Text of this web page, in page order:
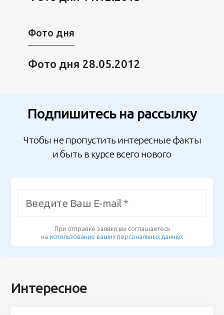
Фото дня
Фото дня 28.05.2012
Подпишитесь на рассылку
Чтобы не пропустить интересные факты
и быть в курсе всего нового
При отправке заявки вы соглашаетесь
на использование ваших персональных данных
Интересное